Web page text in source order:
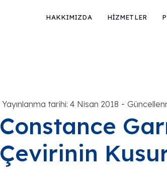
HAKKIMIZDA HİZMETLER
Yayınlanma tarihi: 4 Nisan 2018 -
Constance
Çevirinin